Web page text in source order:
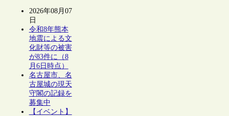
2026年08月07
日
令和8年熊本
地震による文
化財等の被害
が83件に（8
月6日時点）
名古屋市、名
古屋城の現天
守閣の記録を
募集中
【イベント】